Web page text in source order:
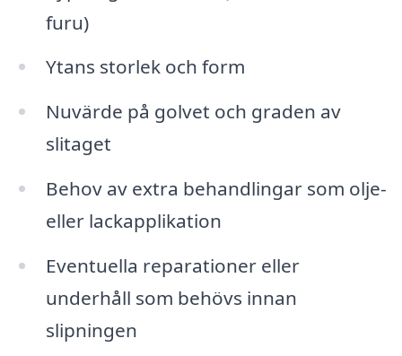
furu)
Ytans storlek och form
Nuvärde på golvet och graden av
slitaget
Behov av extra behandlingar som olje-
eller lackapplikation
Eventuella reparationer eller
underhåll som behövs innan
slipningen